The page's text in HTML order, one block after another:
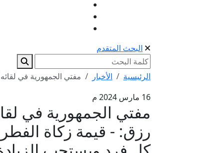
البحث المتقدم
الرئيسية الأخبار
مفتي الجمهورية في
16 مارس 2024 م
مفتي الجمهورية في